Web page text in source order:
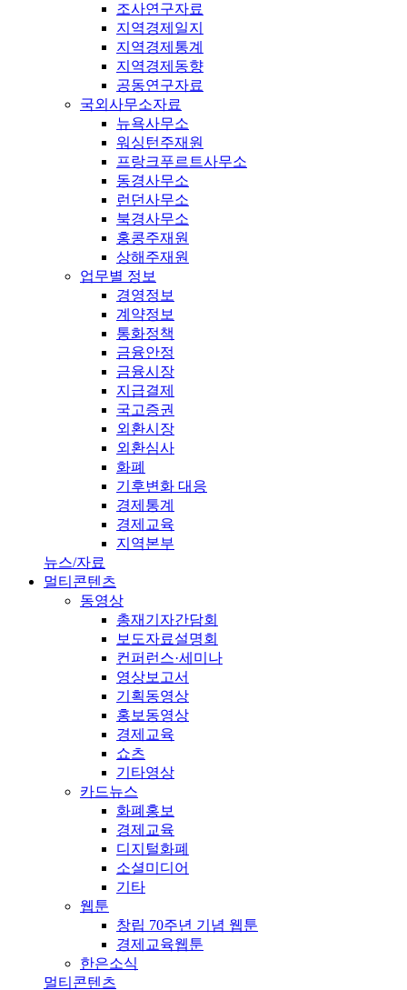
조사연구자료
지역경제일지
지역경제통계
지역경제동향
공동연구자료
국외사무소자료
뉴욕사무소
워싱턴주재원
프랑크푸르트사무소
동경사무소
런던사무소
북경사무소
홍콩주재원
상해주재원
업무별 정보
경영정보
계약정보
통화정책
금융안정
금융시장
지급결제
국고증권
외환시장
외환심사
화폐
기후변화 대응
경제통계
경제교육
지역본부
뉴스/자료
멀티콘텐츠
동영상
총재기자간담회
보도자료설명회
컨퍼런스·세미나
영상보고서
기획동영상
홍보동영상
경제교육
쇼츠
기타영상
카드뉴스
화폐홍보
경제교육
디지털화폐
소셜미디어
기타
웹툰
창립 70주년 기념 웹툰
경제교육웹툰
한은소식
멀티콘텐츠